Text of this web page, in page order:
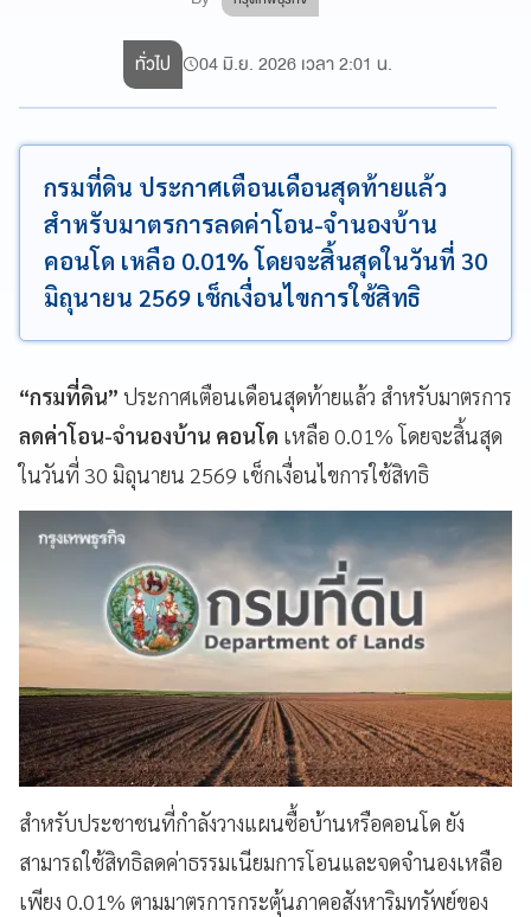
ทั่วไป 04 มิ.ย. 2026 เวลา 2:01 น.
กรมที่ดิน ประกาศเตือนเดือนสุดท้ายแล้ว
สำหรับมาตรการลดค่าโอน-จำนองบ้าน
คอนโด เหลือ 0.01% โดยจะสิ้นสุดในวันที่ 30
มิถุนายน 2569 เช็กเงื่อนไขการใช้สิทธิ
“กรมที่ดิน” ประกาศเตือนเดือนสุดท้ายแล้ว สำหรับมาตรการ
ลดค่าโอน-จำนองบ้าน คอนโด เหลือ 0.01% โดยจะสิ้นสุด
ในวันที่ 30 มิถุนายน 2569 เช็กเงื่อนไขการใช้สิทธิ
สำหรับประชาชนที่กำลังวางแผนซื้อบ้านหรือคอนโด ยัง
สามารถใช้สิทธิลดค่าธรรมเนียมการโอนและจดจำนองเหลือ
เพียง 0.01% ตามมาตรการกระตุ้นภาคอสังหาริมทรัพย์ของ